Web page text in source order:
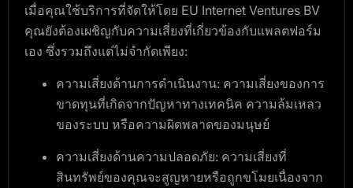
เมื่อคุณใช้บริการที่จัดให้โดย EU Internet Ventures BV
คุณยังต้องเผชิญกับความเสี่ยงที่เกี่ยวข้องกับแพลตฟอร์ม
เอง ซึ่งรวมถึงแต่ไม่จำกัดเพียง:
ความเสี่ยงด้านการดำเนินงาน: ความเสี่ยงของการ
ขาดทุนที่เกิดจากปัญหาทางเทคนิค ความล้มเหลว
ของระบบ หรือความผิดพลาดของมนุษย์
ความเสี่ยงด้านความปลอดภัย: ความเสี่ยงที่
สินทรัพย์ของคุณจะสูญหายหรือถูกขโมยเนื่องจาก